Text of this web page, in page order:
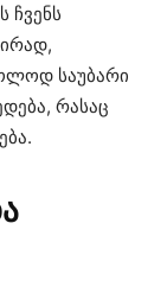
ჩვენს
საუბარი
რასაც